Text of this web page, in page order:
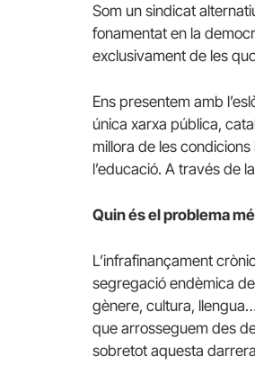
Som un sindicat
fonamentat en la
exclusivament de les
Ens presentem amb
única xarxa pública,
millora de les
l’educació. A través de
Quin és el problema
L’infrafinançament
segregació endèmica
gènere, cultura,
que arrosseguem des
sobretot aquesta